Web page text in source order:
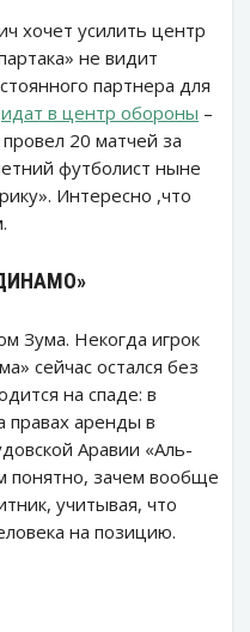
хочет усилить центр
не видит
партнера для
в центр обороны –
20 матчей за
футболист ныне
Интересно ,что
Зума. Некогда игрок
сейчас остался без
на спаде: в
правах аренды в
Аравии «Аль-
понятно, зачем вообще
учитывая, что
на позицию.